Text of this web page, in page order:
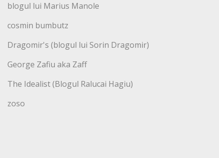
blogul lui Marius Manole
cosmin bumbutz
Dragomir's (blogul lui Sorin Dragomir)
George Zafiu aka Zaff
The Idealist (Blogul Ralucai Hagiu)
zoso